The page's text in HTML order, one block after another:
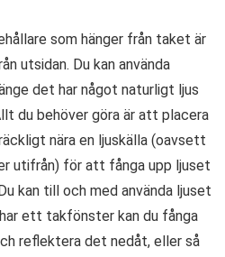
som hänger från taket är
utsidan. Du kan använda
det har något naturligt ljus
du behöver göra är att placera
nära en ljuskälla (oavsett
utifrån) för att fånga upp ljuset
kan till och med använda ljuset
ett takfönster kan du fånga
reflektera det nedåt, eller så